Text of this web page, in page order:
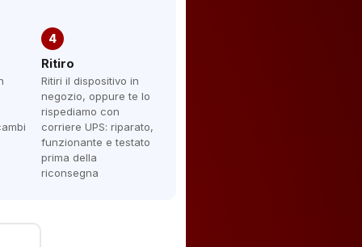
4
Ritiro
Ritiri il dispositivo in
negozio, oppure te lo
rispediamo con
corriere UPS: riparato,
funzionante e testato
prima della
riconsegna